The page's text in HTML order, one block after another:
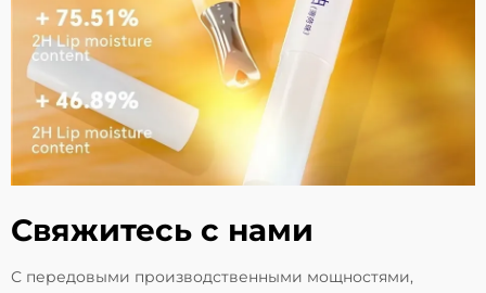
Свяжитесь с нами
С передовыми производственными мощностями,